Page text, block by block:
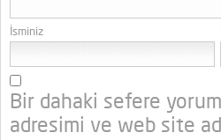
İsminiz
Bir dahaki sefere
adresimi ve web site